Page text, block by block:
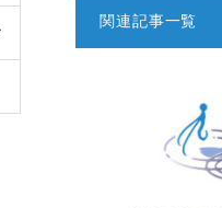
関連記事一覧